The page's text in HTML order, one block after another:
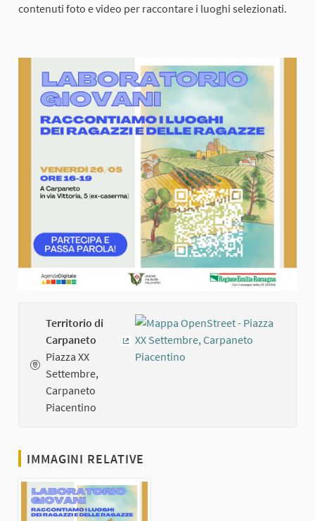
contenuti foto e video per raccontare i luoghi selezionati.
Territorio di
Carpaneto
Piazza XX
Settembre,
Carpaneto
Piacentino
(Collegamento esterno)
IMMAGINI RELATIVE